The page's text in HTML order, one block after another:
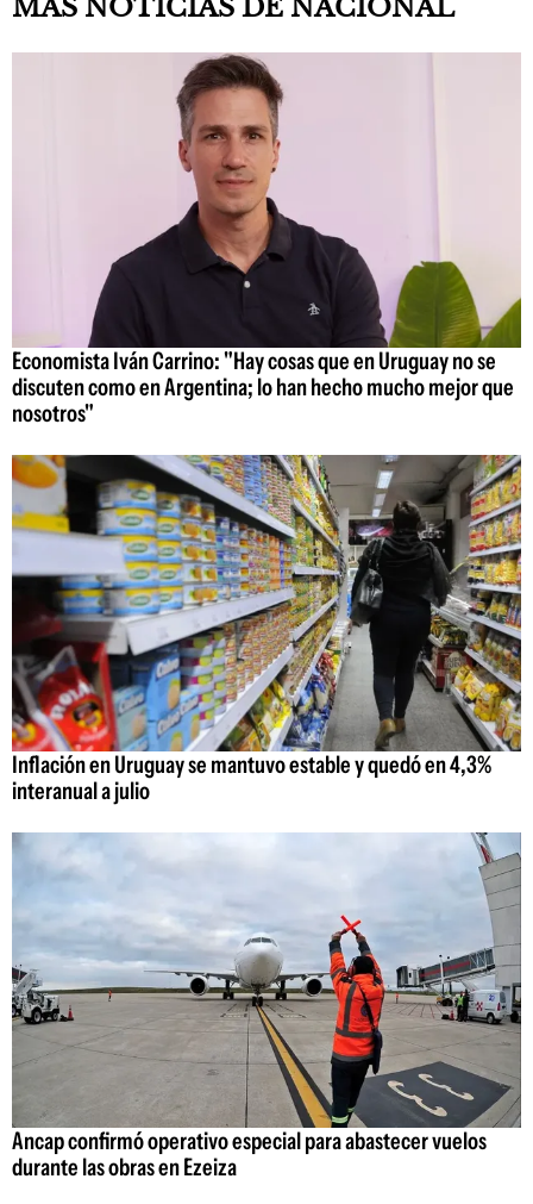
MAS NOTICIAS DE NACIONAL
Economista Iván Carrino: "Hay cosas que en Uruguay no se
discuten como en Argentina; lo han hecho mucho mejor que
nosotros"
Inflación en Uruguay se mantuvo estable y quedó en 4,3%
interanual a julio
Ancap confirmó operativo especial para abastecer vuelos
durante las obras en Ezeiza